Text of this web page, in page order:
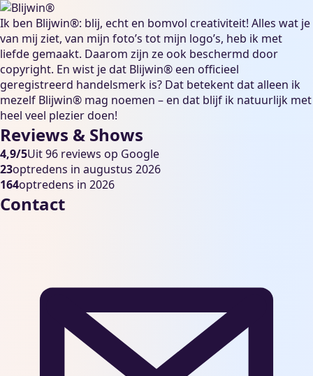
Ik ben Blijwin®: blij, echt en bomvol creativiteit! Alles wat je
van mij ziet, van mijn foto’s tot mijn logo’s, heb ik met
liefde gemaakt. Daarom zijn ze ook beschermd door
copyright. En wist je dat Blijwin® een officieel
geregistreerd handelsmerk is? Dat betekent dat alleen ik
mezelf Blijwin® mag noemen – en dat blijf ik natuurlijk met
heel veel plezier doen!
Reviews & Shows
4,9/5Uit 96 reviews op Google
23optredens in augustus 2026
164optredens in 2026
Contact